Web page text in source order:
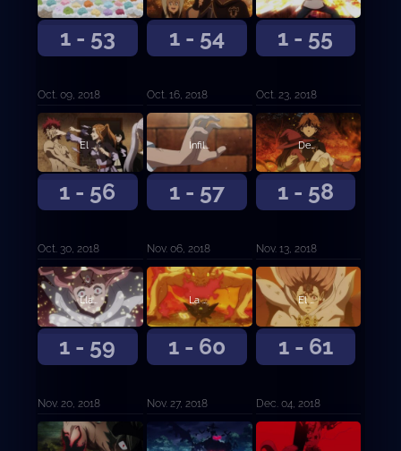
1 - 53
Oct. 09, 2018
1 - 54
Oct. 16, 2018
1 - 55
Oct. 23, 2018
1 - 56
El hombre llamado Fanzell, continuación
Oct. 30, 2018
1 - 57
Infiltración
Nov. 06, 2018
1 - 58
Decisiones en el campo de batalla
Nov. 13, 2018
1 - 59
Llamas de odio
Nov. 20, 2018
1 - 60
La expiación del desertor
Nov. 27, 2018
1 - 61
El mundo prometido
Dec. 04, 2018